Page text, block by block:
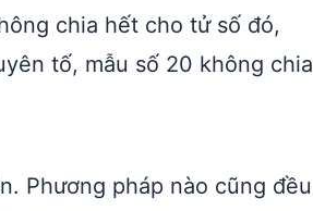
chia hết cho tử số đó,
tố, mẫu số 20 không chia
Phương pháp nào cũng đều